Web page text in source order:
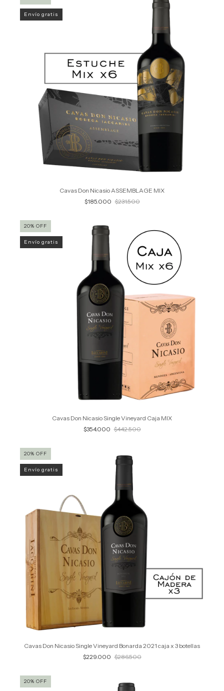
Envío gratis
Cavas Don Nicasio ASSEMBLAGE MIX
$185.000 $231.500
20% OFF
Envío gratis
Cavas Don Nicasio Single Vineyard Caja MIX
$354.000 $442.500
20% OFF
Envío gratis
Cavas Don Nicasio Single Vineyard Bonarda 2021 caja x 3 botellas
$229.000 $286.500
20% OFF